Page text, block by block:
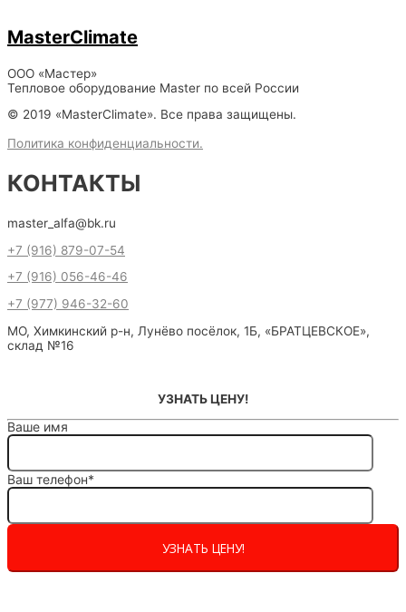
MasterClimate
ООО «Мастер»
Тепловое оборудование Master по всей России
© 2019 «MasterClimate». Все права защищены.
Политика конфиденциальности.
КОНТАКТЫ
master_alfa@bk.ru
+7 (916) 879-07-54
+7 (916) 056-46-46
+7 (977) 946-32-60
МО, Химкинский р-н, Лунёво посёлок, 1Б, «БРАТЦЕВСКОЕ»,
склад №16
УЗНАТЬ ЦЕНУ!
Ваше имя
Ваш телефон*